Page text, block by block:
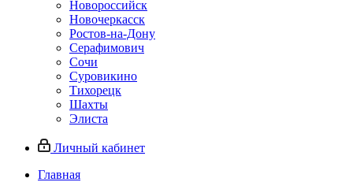
Новороссийск
Новочеркасск
Ростов-на-Дону
Серафимович
Сочи
Суровикино
Тихорецк
Шахты
Элиста
Личный кабинет
Главная